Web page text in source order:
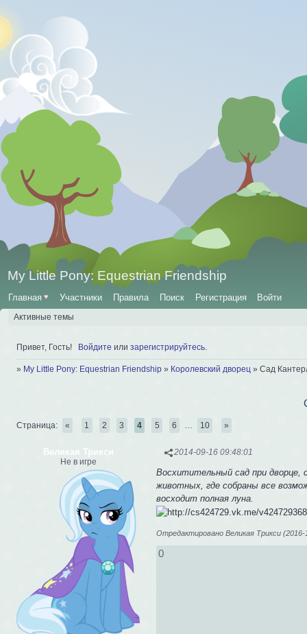
My Little Pony: Equestrian Friendship
Главная ♥ Участники Правила Поиск Регистрация Войти
Активные темы
Привет, Гость! Войдите или зарегистрируйтесь
» My Little Pony: Equestrian Friendship » Королевский дворец » Сад
Страница: « 1 2 3 4 5 6 10 »
2014-09-16 09:48:01
Великая Трикси
Не в игре
Восхитительный сад при дворце,
животных, где собраны все
восходит полная луна.
Отредактировано Великая Трикси (2016-
0